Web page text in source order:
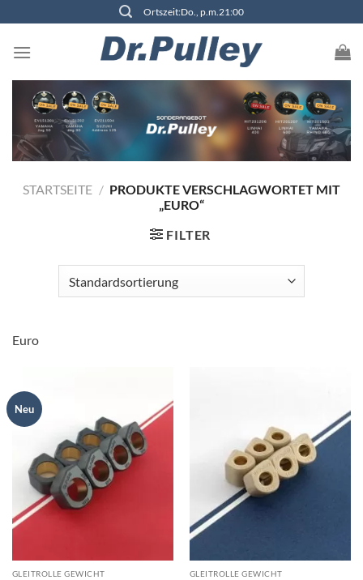
springen
Ortszeit:Do., p.m.21:00
STARTSEITE / PRODUKTE VERSCHLAGWORTET MIT
„EURO“
FILTER
Euro
Neu
GLEITROLLE GEWICHT GLEITROLLE GEWICHT